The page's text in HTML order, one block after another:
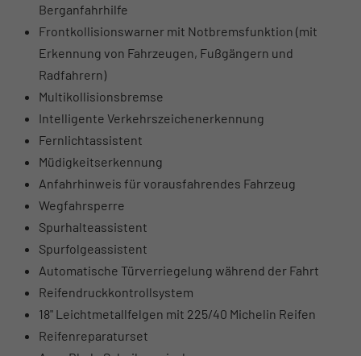
Berganfahrhilfe
Frontkollisionswarner mit Notbremsfunktion (mit
Erkennung von Fahrzeugen, Fußgängern und
Radfahrern)
Multikollisionsbremse
Intelligente Verkehrszeichenerkennung
Fernlichtassistent
Müdigkeitserkennung
Anfahrhinweis für vorausfahrendes Fahrzeug
Wegfahrsperre
Spurhalteassistent
Spurfolgeassistent
Automatische Türverriegelung während der Fahrt
Reifendruckkontrollsystem
18" Leichtmetallfelgen mit 225/40 Michelin Reifen
Reifenreparaturset